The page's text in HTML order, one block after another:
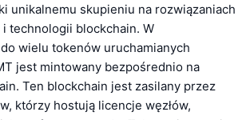
unikalnemu skupieniu na rozwiązaniach
technologii blockchain. W
wielu tokenów uruchamianych
jest mintowany bezpośrednio na
Ten blockchain jest zasilany przez
którzy hostują licencje węzłów,